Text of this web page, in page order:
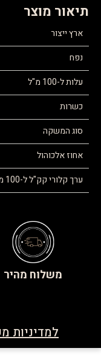
תיאור מוצר
ארץ ייצור
נפח
עלות ל-100 מ"ל
כשרות
סוג המשקה
אחוז אלכוהול
ערך קלורי קק"ל ל-100 מ"ל
משלוח מהיר
למדיניות